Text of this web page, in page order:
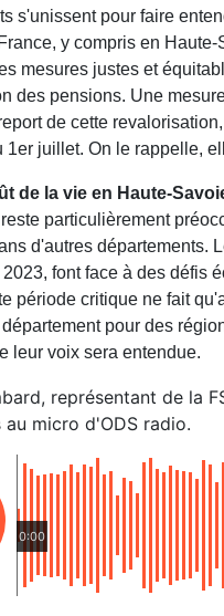
s'unissent pour faire
y compris en
mesures justes et
des pensions. Une
de cette
1er juillet. On le rappelle,
de la vie en Haute-
particulièrement
d'autres départements.
font face à des défis
période critique ne fait
pour des
leur voix sera entendue.
représentant de la
au micro d'ODS radio.
0:00